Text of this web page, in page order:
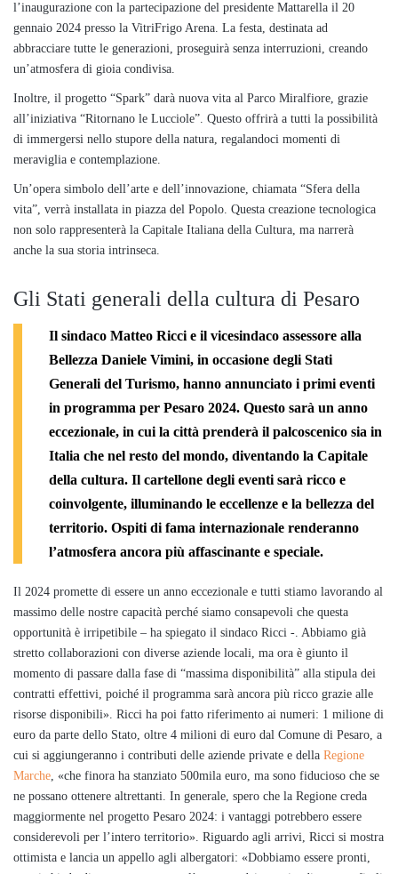
l’inaugurazione con la partecipazione del presidente Mattarella il 20
gennaio 2024 presso la VitriFrigo Arena. La festa, destinata ad
abbracciare tutte le generazioni, proseguirà senza interruzioni, creando
un’atmosfera di gioia condivisa.
Inoltre, il progetto “Spark” darà nuova vita al Parco Miralfiore, grazie
all’iniziativa “Ritornano le Lucciole”. Questo offrirà a tutti la possibilità
di immergersi nello stupore della natura, regalandoci momenti di
meraviglia e contemplazione.
Un’opera simbolo dell’arte e dell’innovazione, chiamata “Sfera della
vita”, verrà installata in piazza del Popolo. Questa creazione tecnologica
non solo rappresenterà la Capitale Italiana della Cultura, ma narrerà
anche la sua storia intrinseca.
Gli Stati generali della cultura di Pesaro
Il sindaco Matteo Ricci e il vicesindaco assessore alla
Bellezza Daniele Vimini, in occasione degli Stati
Generali del Turismo, hanno annunciato i primi eventi
in programma per Pesaro 2024. Questo sarà un anno
eccezionale, in cui la città prenderà il palcoscenico sia in
Italia che nel resto del mondo, diventando la Capitale
della cultura. Il cartellone degli eventi sarà ricco e
coinvolgente, illuminando le eccellenze e la bellezza del
territorio. Ospiti di fama internazionale renderanno
l’atmosfera ancora più affascinante e speciale.
Il 2024 promette di essere un anno eccezionale e tutti stiamo lavorando al
massimo delle nostre capacità perché siamo consapevoli che questa
opportunità è irripetibile – ha spiegato il sindaco Ricci -. Abbiamo già
stretto collaborazioni con diverse aziende locali, ma ora è giunto il
momento di passare dalla fase di “massima disponibilità” alla stipula dei
contratti effettivi, poiché il programma sarà ancora più ricco grazie alle
risorse disponibili». Ricci ha poi fatto riferimento ai numeri: 1 milione di
euro da parte dello Stato, oltre 4 milioni di euro dal Comune di Pesaro, a
cui si aggiungeranno i contributi delle aziende private e della Regione
Marche, «che finora ha stanziato 500mila euro, ma sono fiducioso che se
ne possano ottenere altrettanti. In generale, spero che la Regione creda
maggiormente nel progetto Pesaro 2024: i vantaggi potrebbero essere
considerevoli per l’intero territorio». Riguardo agli arrivi, Ricci si mostra
ottimista e lancia un appello agli albergatori: «Dobbiamo essere pronti,